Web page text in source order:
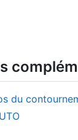
du